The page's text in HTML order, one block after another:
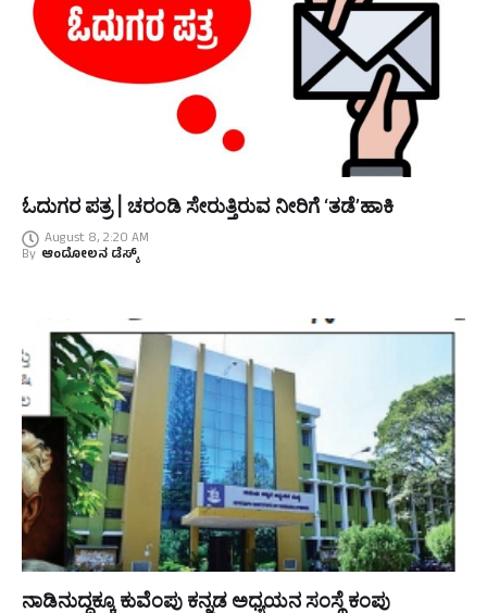
ಓದುಗರ ಪತ್ರ | ಚರಂಡಿ ಸೇರುತ್ತಿರುವ ನೀರಿಗೆ ‘ತಡೆ’ಹಾಕಿ
August 8, 2:20 AM
By ಆಂದೋಲನ ಡೆಸ್ಕ್
ನಾಡಿನುದ್ದಕ್ಕೂ ಕುವೆಂಪು ಕನ್ನಡ ಅಧ್ಯಯನ ಸಂಸ್ಥೆ ಕಂಪು